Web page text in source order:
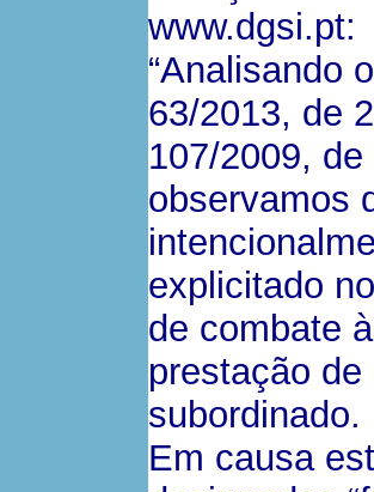
www.dgsi.pt:
“Analisando
63/2013, de
107/2009,
observamos
explicitado
de combate
prestação
subordinado.
Em causa